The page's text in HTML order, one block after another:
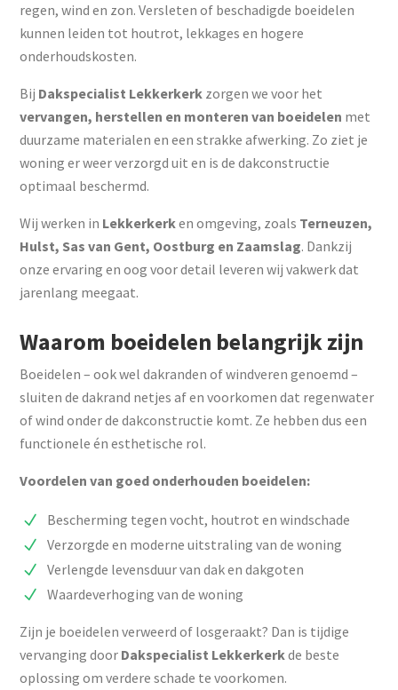
regen, wind en zon. Versleten of beschadigde boeidelen
kunnen leiden tot houtrot, lekkages en hogere
onderhoudskosten.
Bij Dakspecialist Lekkerkerk zorgen we voor het
vervangen, herstellen en monteren van boeidelen met
duurzame materialen en een strakke afwerking. Zo ziet je
woning er weer verzorgd uit en is de dakconstructie
optimaal beschermd.
Wij werken in Lekkerkerken omgeving, zoals Terneuzen,
Hulst, Sas van Gent, Oostburg en Zaamslag. Dankzij
onze ervaring en oog voor detail leveren wij vakwerk dat
jarenlang meegaat.
Waarom boeidelen belangrijk zijn
Boeidelen – ook wel dakranden of windveren genoemd –
sluiten de dakrand netjes af en voorkomen dat regenwater
of wind onder de dakconstructie komt. Ze hebben dus een
functionele én esthetische rol.
Voordelen van goed onderhouden boeidelen:
Bescherming tegen vocht, houtrot en windschade
Verzorgde en moderne uitstraling van de woning
Verlengde levensduur van dak en dakgoten
Waardeverhoging van de woning
Zijn je boeidelen verweerd of losgeraakt? Dan is tijdige
vervanging door Dakspecialist Lekkerkerkde beste
oplossing om verdere schade te voorkomen.